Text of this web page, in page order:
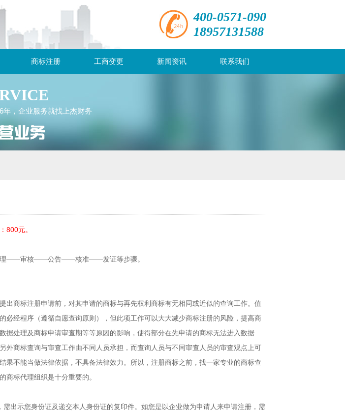
400-0571-090
18957131588
商标注册 工商变更 新闻资讯 联系我们
年，企业服务就找上杰财务
800元。
——审核——公告——核准——发证等步骤。
出商标注册申请前，对其申请的商标与再先权利商标有无相同或近似的查询工作。值
必经程序（遵循自愿查询原则），但此项工作可以大大减少商标注册的风险，提高商
据处理及商标申请审查期等等原因的影响，使得部分在先申请的商标无法进入数据
外商标查询与审查工作由不同人员承担，而查询人员与不同审查人员的审查观点上可
果不能当做法律依据，不具备法律效力。所以，注册商标之前，找一家专业的商标查
商标代理组织是十分重要的。
需出示您身份证及递交本人身份证的复印件。如您是以企业做为申请人来申请注册，需